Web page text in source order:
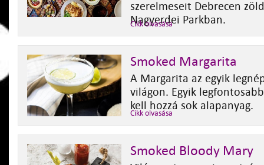
szerelmeseit Debrecen
Nagyerdei Parkban.
Cikk olvasása
Smoked Margarita
A Margarita az egyik
világon. Egyik
kell hozzá sok alapanyag.
Cikk olvasása
Smoked Bloody Mary